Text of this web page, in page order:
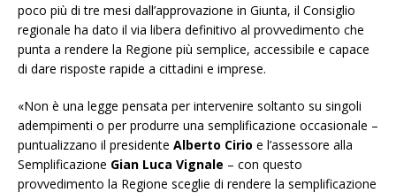
poco più di tre mesi dall’approvazione in Giunta, il Consiglio
regionale ha dato il via libera definitivo al provvedimento che
punta a rendere la Regione più semplice, accessibile e capace
di dare risposte rapide a cittadini e imprese.
«Non è una legge pensata per intervenire soltanto su singoli
adempimenti o per produrre una semplificazione occasionale –
puntualizzano il presidente Alberto Cirio e l’assessore alla
Semplificazione Gian Luca Vignale – con questo
provvedimento la Regione sceglie di rendere la semplificazione